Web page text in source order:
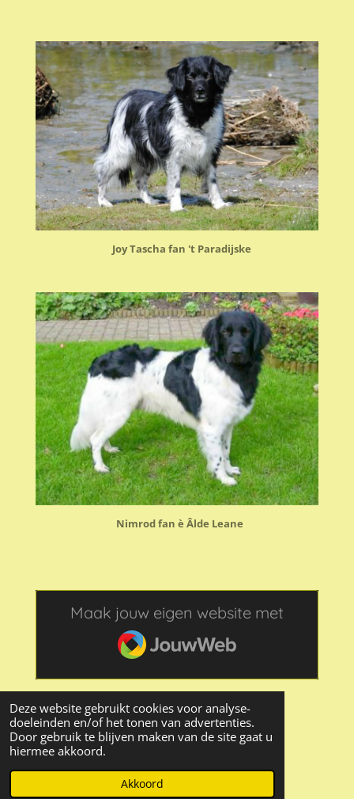
Deze website gebruikt cookies voor analyse-
doeleinden en/of het tonen van advertenties.
Door gebruik te blijven maken van de site gaat u
hiermee akkoord.
Akkoord
Joy Tascha fan 't Paradijske
Nimrod fan è Âlde Leane
Maak jouw eigen website met
JouwWeb
© 2020 Stabijkennel út it Griene Hert